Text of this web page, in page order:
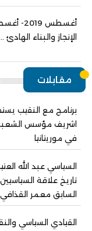
الإنجاز والبناء
مقابلات
برنامج مع النقيب
اشريف مؤسس
في موريتانيا
السياسي عبد الله
تاريخ علاقة السياسيين
السابق معمر القذافي
القيادي السياسي